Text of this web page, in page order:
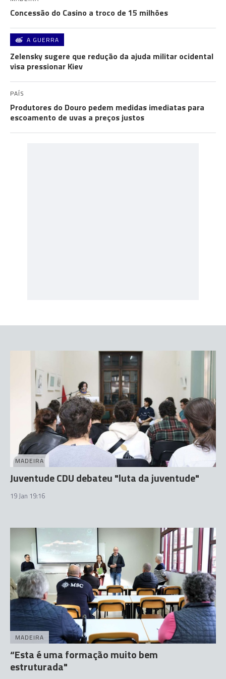
Concessão do Casino a troco de 15 milhões
A GUERRA
Zelensky sugere que redução da ajuda militar ocidental
visa pressionar Kiev
PAÍS
Produtores do Douro pedem medidas imediatas para
escoamento de uvas a preços justos
MADEIRA
Juventude CDU debateu "luta da juventude"
19 Jan 19:16
MADEIRA
“Esta é uma formação muito bem
estruturada"